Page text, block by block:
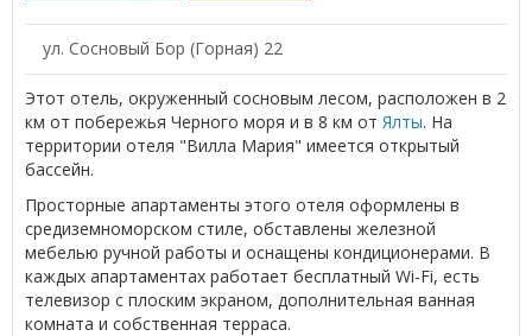
ул. Сосновый Бор (Горная) 22
Этот отель, окруженный сосновым лесом, расположен в 2
км от побережья Черного моря и в 8 км от Ялты. На
территории отеля "Вилла Мария" имеется открытый
бассейн.
Просторные апартаменты этого отеля оформлены в
средиземноморском стиле, обставлены железной
мебелью ручной работы и оснащены кондиционерами. В
каждых апартаментах работает бесплатный Wi-Fi, есть
телевизор с плоским экраном, дополнительная ванная
комната и собственная терраса.